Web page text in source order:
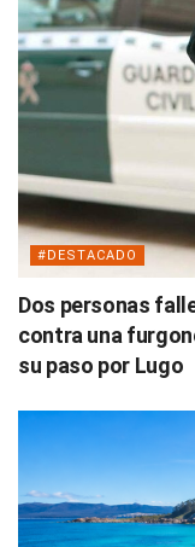
#DESTACADO
Dos personas
contra una
su paso por Lugo